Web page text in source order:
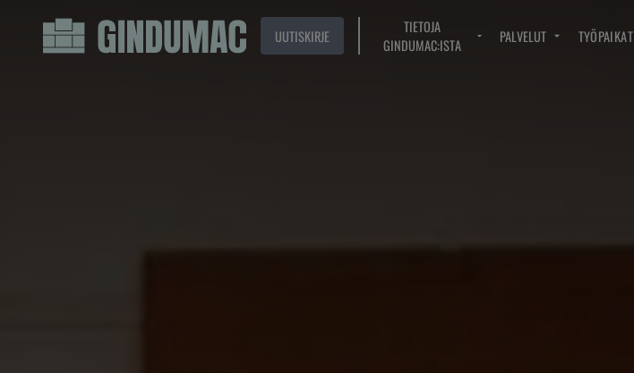
UUTISKIRJE
TIETOJA
GINDUMAC:ISTA
PALVELUT TYÖPAIKAT